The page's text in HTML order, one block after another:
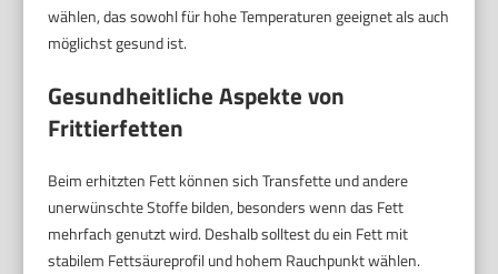
wählen, das sowohl für hohe Temperaturen geeignet als auch
möglichst gesund ist.
Gesundheitliche Aspekte von
Frittierfetten
Beim erhitzten Fett können sich Transfette und andere
unerwünschte Stoffe bilden, besonders wenn das Fett
mehrfach genutzt wird. Deshalb solltest du ein Fett mit
stabilem Fettsäureprofil und hohem Rauchpunkt wählen.